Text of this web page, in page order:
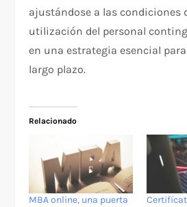
ajustándose a las condiciones
utilización del personal
en una estrategia esencial
largo plazo.
Relacionado
MBA online, una puerta